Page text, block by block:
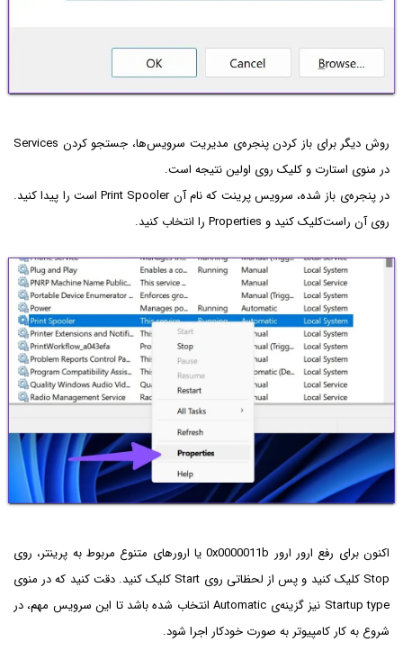
روش دیگر برای باز کردن پنجره‌ی مدیریت سرویس‌ها، جستجو کردن Services
در منوی استارت و کلیک روی اولین نتیجه است.
در پنجره‌ی باز شده، سرویس پرینت که نام آن Print Spooler است را پیدا کنید.
روی آن راست‌کلیک کنید و Properties‌ را انتخاب کنید.
اکنون برای رفع ارور ارور 0x0000011b یا ارورهای متنوع مربوط به پرینتر، روی
Stop کلیک کنید و پس از لحظاتی روی Start کلیک کنید. دقت کنید که در منوی
Startup type نیز گزینه‌ی Automatic انتخاب شده باشد تا این سرویس مهم، در
شروع به کار کامپیوتر به صورت خودکار اجرا شود.